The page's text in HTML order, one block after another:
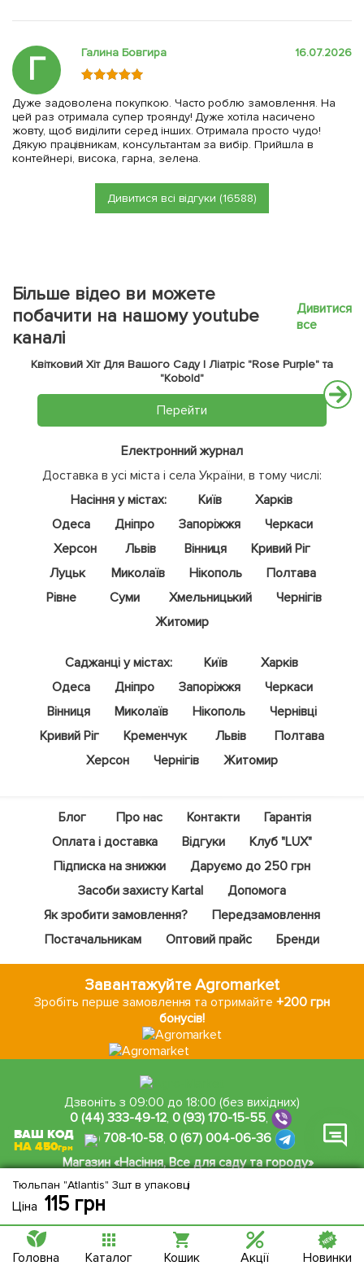
Г Галина Бовгира 16.07.2026
Дуже задоволена покупкою. Часто роблю замовлення. На
цей раз отримала супер троянду! Дуже хотіла насичено
жовту, щоб виділити серед інших. Отримала просто чудо!
Дякую працівникам, консультантам за вибір. Прийшла в
контейнері, висока, гарна, зелена.
Дивитися всі відгуки (16588)
Більше відео ви можете
побачити на нашому youtube
каналі
Дивитися
все
Квітковий Хіт Для Вашого Саду | Ліатріс "Rose Purple" та
"Kobold"
Перейти
Електронний журнал
Доставка в усі міста і села України, в тому числі:
Насіння у містах:
Київ
Харків
Одеса
Дніпро Запоріжжя
Черкаси
Херсон
Львів Вінниця
Кривий Ріг
Луцьк
Миколаїв Нікополь
Полтава
Рівне
Суми Хмельницький
Чернігів
Житомир
Саджанці у містах: Київ
Харків
Одеса
Дніпро Запоріжжя
Черкаси
Вінниця
Миколаїв Нікополь
Чернівці
Кривий Ріг
Кременчук Львів
Полтава
Херсон
Чернігів Житомир
Блог Про нас Контакти
Гарантія
Оплата і доставка
Відгуки
Клуб "LUX"
Підписка на знижки
Даруємо до 250 грн
Засоби захисту Kartal
Допомога
Як зробити замовлення?
Передзамовлення
Постачальникам
Оптовий прайс Бренди
Тюльпан "Atlantis" 3шт в упаковці
Ціна 115грн
Завантажуйте Agromarket
Зробіть перше замовлення та отримайте+200 грн
бонусів!
Дзвоніть з 09:00 до 18:00 (без вихідних)
0 (44) 333-49-12, 0 (93) 170-15-55,
0 (48) 708-10-58, 0 (67) 004-06-36
Магазин «Насіння, Все для саду та городу»
Україна, м. Одеса,вул. Привозна, 14
16588 відгуків
Фейсбук
Вайбер
ВАШ КОД
НА 450грн
Головна Каталог Кошик Акції Новинки